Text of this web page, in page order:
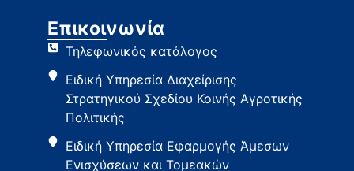
Επικοινωνία
Τηλεφωνικός κατάλογος
Ειδική Υπηρεσία Διαχείρισης
Στρατηγικού Σχεδίου Κοινής Αγροτικής
Πολιτικής
Ειδική Υπηρεσία Εφαρμογής Άμεσων
Ενισχύσεων και Τομεακών